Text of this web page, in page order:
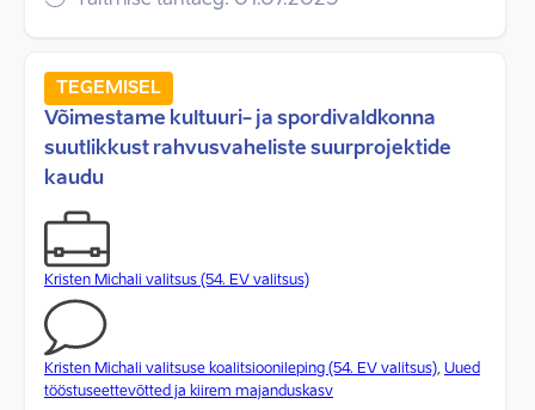
TEGEMISEL
Võimestame kultuuri- ja spordivaldkonna
suutlikkust rahvusvaheliste suurprojektide
kaudu
Kristen Michali valitsus (54. EV valitsus)
Kristen Michali valitsuse koalitsioonileping (54. EV valitsus), Uued
tööstuseettevõtted ja kiirem majanduskasv